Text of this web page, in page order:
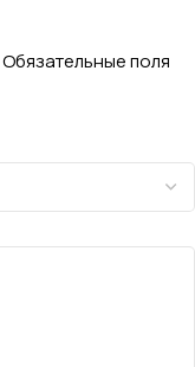
Обязательные поля